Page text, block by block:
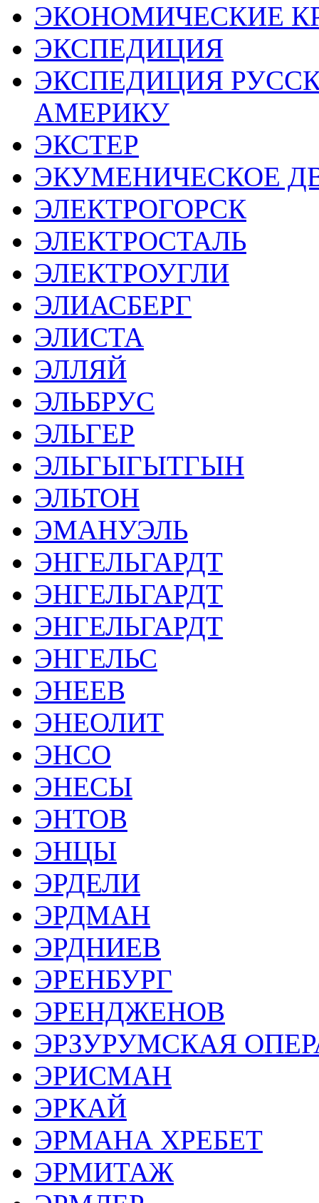
ЭКОНОМИЧЕСКИЕ
ЭКСПЕДИЦИЯ
ЭКСПЕДИЦИЯ
АМЕРИКУ
ЭКСТЕР
ЭКУМЕНИЧЕСКОЕ
ЭЛЕКТРОГОРСК
ЭЛЕКТРОСТАЛЬ
ЭЛЕКТРОУГЛИ
ЭЛИАСБЕРГ
ЭЛИСТА
ЭЛЛЯЙ
ЭЛЬБРУС
ЭЛЬГЕР
ЭЛЬГЫГЫТГЫН
ЭЛЬТОН
ЭМАНУЭЛЬ
ЭНГЕЛЬГАРДТ
ЭНГЕЛЬГАРДТ
ЭНГЕЛЬГАРДТ
ЭНГЕЛЬС
ЭНЕЕВ
ЭНЕОЛИТ
ЭНСО
ЭНЕСЫ
ЭНТОВ
ЭНЦЫ
ЭРДЕЛИ
ЭРДМАН
ЭРДНИЕВ
ЭРЕНБУРГ
ЭРЕНДЖЕНОВ
ЭРЗУРУМСКАЯ
ЭРИСМАН
ЭРКАЙ
ЭРМАНА ХРЕБЕТ
ЭРМИТАЖ